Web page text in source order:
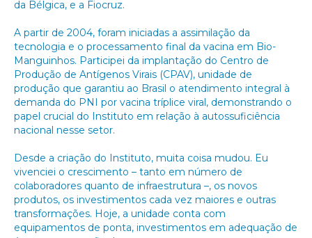
da Bélgica, e a Fiocruz.
A partir de 2004, foram iniciadas a assimilação da
tecnologia e o processamento final da vacina em Bio-
Manguinhos. Participei da implantação do Centro de
Produção de Antígenos Virais (CPAV), unidade de
produção que garantiu ao Brasil o atendimento integral à
demanda do PNI por vacina tríplice viral, demonstrando o
papel crucial do Instituto em relação à autossuficiência
nacional nesse setor.
Desde a criação do Instituto, muita coisa mudou. Eu
vivenciei o crescimento – tanto em número de
colaboradores quanto de infraestrutura –, os novos
produtos, os investimentos cada vez maiores e outras
transformações. Hoje, a unidade conta com
equipamentos de ponta, investimentos em adequação de